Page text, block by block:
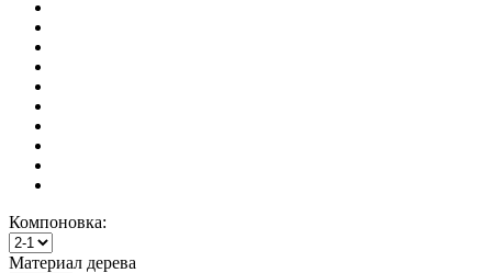
Компоновка:
Материал дерева